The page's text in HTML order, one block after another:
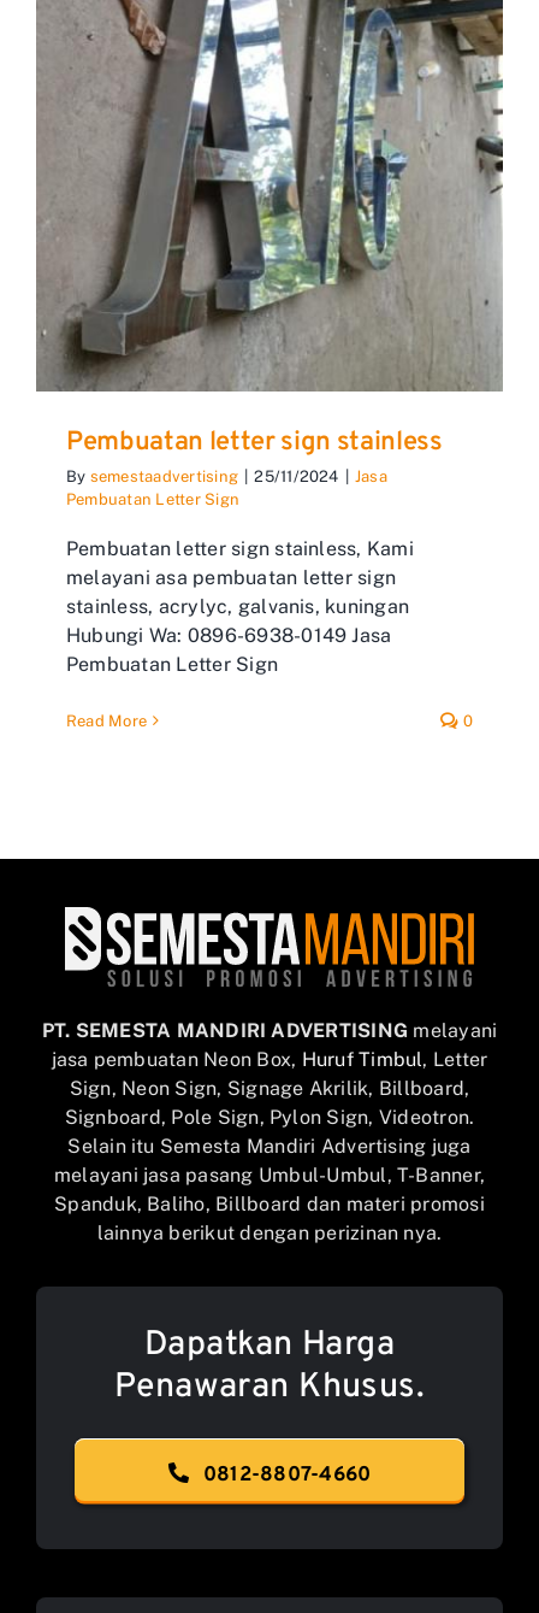
Pembuatan letter sign stainless
By semestaadvertising 25/11/2024
Jasa
Pembuatan Letter Sign
Pembuatan letter sign stainless, Kami
melayani asa pembuatan letter sign
stainless, acrylyc, galvanis, kuningan
Hubungi Wa: 0896-6938-0149 Jasa
Pembuatan Letter Sign
Read More 0
PT. SEMESTA MANDIRI ADVERTISING melayani
jasa pembuatan Neon Box, Huruf Timbul, Letter
Sign, Neon Sign, Signage Akrilik, Billboard,
Signboard, Pole Sign, Pylon Sign, Videotron.
Selain itu Semesta Mandiri Advertising juga
melayani jasa pasang Umbul-Umbul, T-Banner,
Spanduk, Baliho, Billboard dan materi promosi
lainnya berikut dengan perizinan nya.
Dapatkan Harga
Penawaran Khusus.
0812-8807-4660